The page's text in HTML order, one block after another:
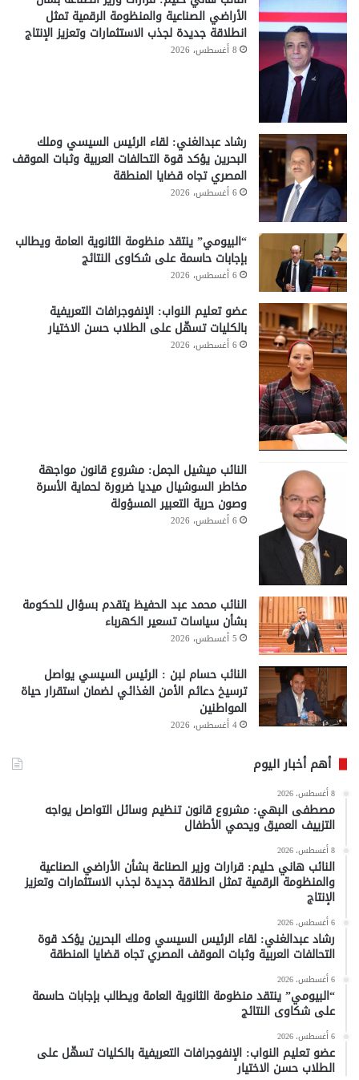
الأراضي الصناعية والمنظومة الرقمية تمثل
انطلاقة جديدة لجذب الاستثمارات وتعزيز الإنتاج
8 أغسطس، 2026
رشاد عبدالغني: لقاء الرئيس السيسي وملك
البحرين يؤكد قوة التحالفات العربية وثبات الموقف
المصري تجاه قضايا المنطقة
6 أغسطس، 2026
“البيومي” ينتقد منظومة الثانوية العامة ويطالب
بإجابات حاسمة على شكاوى النتائج
6 أغسطس، 2026
عضو تعليم النواب: الإنفوجرافات التعريفية
بالكليات تسهّل على الطلاب حسن الاختيار
6 أغسطس، 2026
النائب ميشيل الجمل: مشروع قانون مواجهة
مخاطر السوشيال ميديا ضرورة لحماية الأسرة
وصون حرية التعبير المسؤولة
6 أغسطس، 2026
النائب محمد عبد الحفيظ يتقدم بسؤال للحكومة
بشأن سياسات تسعير الكهرباء
5 أغسطس، 2026
النائب حسام لبن : الرئيس السيسي يواصل
ترسيخ دعائم الأمن الغذائي لضمان استقرار حياة
المواطنين
4 أغسطس، 2026
أهم أخبار اليوم
8 أغسطس، 2026
مصطفى البهي: مشروع قانون تنظيم وسائل التواصل يواجه
التزييف العميق ويحمي الأطفال
8 أغسطس، 2026
النائب هاني حليم: قرارات وزير الصناعة بشأن الأراضي الصناعية
والمنظومة الرقمية تمثل انطلاقة جديدة لجذب الاستثمارات وتعزيز
الإنتاج
6 أغسطس، 2026
رشاد عبدالغني: لقاء الرئيس السيسي وملك البحرين يؤكد قوة
التحالفات العربية وثبات الموقف المصري تجاه قضايا المنطقة
6 أغسطس، 2026
“البيومي” ينتقد منظومة الثانوية العامة ويطالب بإجابات حاسمة
على شكاوى النتائج
6 أغسطس، 2026
عضو تعليم النواب: الإنفوجرافات التعريفية بالكليات تسهّل على
الطلاب حسن الاختيار